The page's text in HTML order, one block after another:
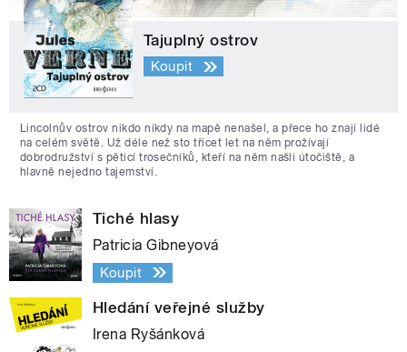
Tajuplný ostrov
Koupit
Lincolnův ostrov nikdo nikdy na mapě nenašel, a přece ho znají lidé
na celém světě. Už déle než sto třicet let na něm prožívají
dobrodružství s pěticí trosečníků, kteří na něm našli útočiště, a
hlavně nejedno tajemství.
Tiché hlasy
Patricia Gibneyová
Koupit
Hledání veřejné služby
Irena Ryšánková